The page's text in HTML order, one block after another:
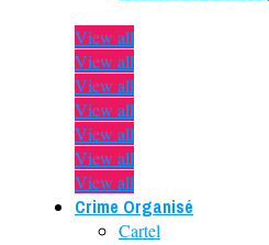
View all
View all
View all
View all
View all
View all
View all
Crime Organisé
Cartel